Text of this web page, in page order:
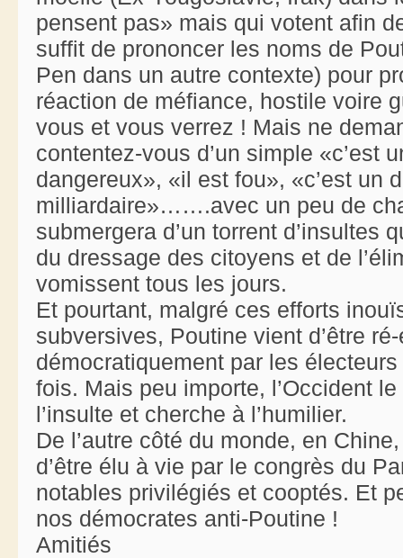
pensent pas» mais qui votent afin
suffit de prononcer les noms de
Pen dans un autre contexte) pour
réaction de méfiance, hostile voire
vous et vous verrez ! Mais ne
contentez-vous d’un simple «c’est
dangereux», «il est fou», «c’est un
milliardaire»…….avec un peu de
submergera d’un torrent d’insultes
du dressage des citoyens et de
vomissent tous les jours.
Et pourtant, malgré ces efforts
subversives, Poutine vient d’être
démocratiquement par les
fois. Mais peu importe, l’Occident
l’insulte et cherche à l’humilier.
De l’autre côté du monde, en
d’être élu à vie par le congrès du
notables privilégiés et cooptés. Et
nos démocrates anti-Poutine !
Amitiés